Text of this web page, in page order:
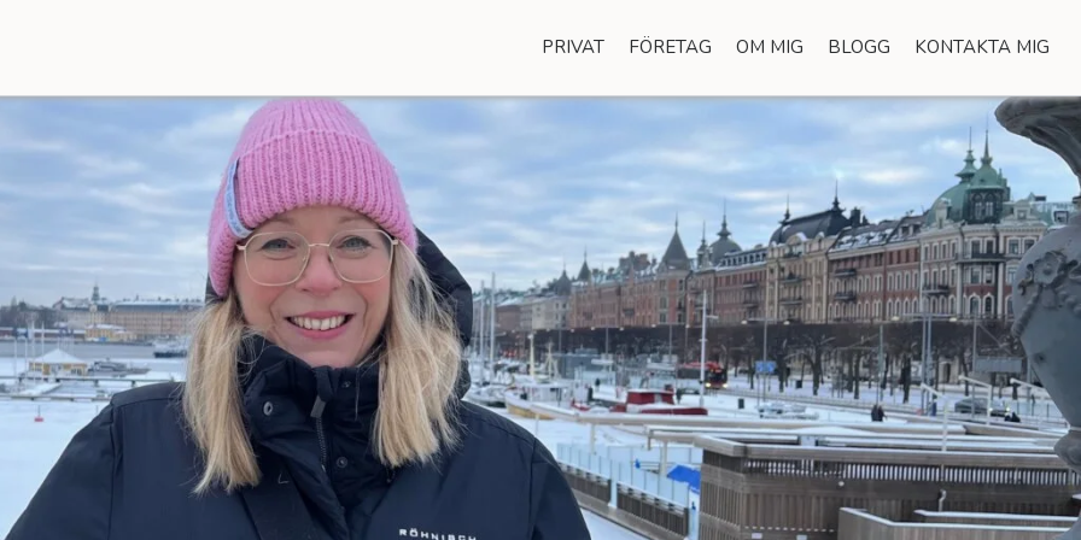
PRIVAT FÖRETAG OM MIG BLOGG KONTAKTA MIG